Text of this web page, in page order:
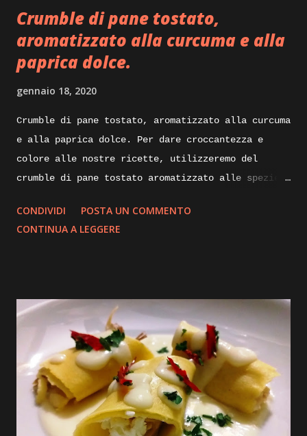
Crumble di pane tostato,
aromatizzato alla curcuma e alla
paprica dolce.
gennaio 18, 2020
Crumble di pane tostato, aromatizzato alla curcuma
e alla paprica dolce. Per dare croccantezza e
colore alle nostre ricette, utilizzeremo del
crumble di pane tostato aromatizzato alle spezie.
impreziosire e dare croccantezza ai mie piatti.
Ingredienti: mollica di pane non troppo fresca un
portiamola in una padella calda, la fiamma dovrà
essere bassissima, aggiungiamoci un paio di foglie
di alloro e uno spicchio d’aglio sbucciato,
iniziamo la tostatura mescolando insieme il
composto con l’aiuto di una paletta, dopo qualche
minuto aggiungiamo un cucchiaio di olio evo per
mezzo kg di mollica e continuiamo a rimescolare il
CONDIVIDI
POSTA UN COMMENTO
CONTINUA A LEGGERE